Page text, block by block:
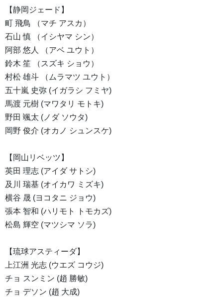
【静岡ジェード】
町 飛鳥 （マチ アスカ）
石山 慎 （イシヤマ シン）
阿部 悠人 （アベ ユウト）
鈴木 笙 （スズキ ショウ）
村松 雄斗 （ムラマツ ユウト）
五十嵐 史弥 (イガラシ フミヤ)
馬渡 元樹 (マワタリ モトキ)
野田 颯太 (ノダ ソウタ)
岡野 俊介 (オカノ シュンスケ)
【岡山リベッツ】
英田 理志 (アイダ サトシ)
及川 瑞基 (オイカワ ミズキ)
横谷 晟 (ヨコタニ ジョウ)
張本 智和 (ハリモト トモカズ)
松島 輝空 (マツシマ ソラ)
【琉球アスティーダ】
上江洲 光志 (ウエズ コウジ)
チョ スンミン (趙 勝敏)
チョ デソン (趙 大成)